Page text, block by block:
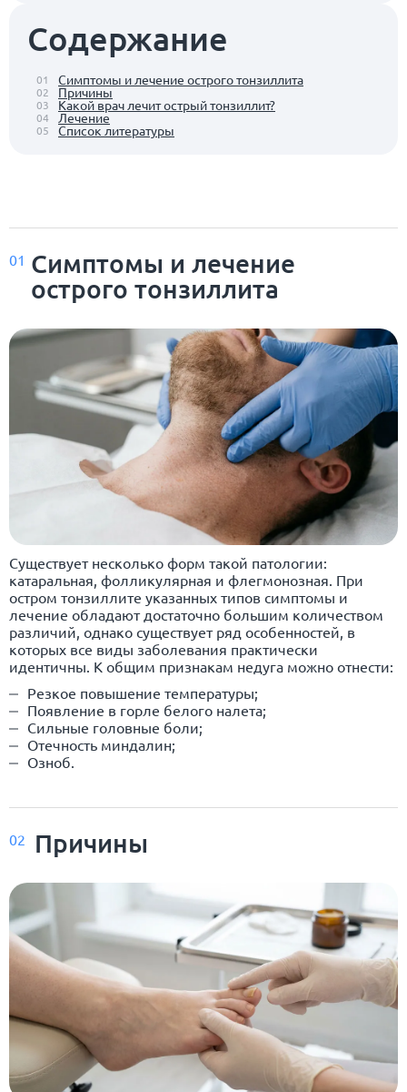
Содержание
01 Симптомы и лечение острого тонзиллита
02 Причины
03 Какой врач лечит острый тонзиллит?
04 Лечение
05 Список литературы
01 Симптомы и лечение
острого тонзиллита
Существует несколько форм такой патологии:
катаральная, фолликулярная и флегмонозная. При
остром тонзиллите указанных типов симптомы и
лечение обладают достаточно большим количеством
различий, однако существует ряд особенностей, в
которых все виды заболевания практически
идентичны. К общим признакам недуга можно отнести:
Резкое повышение температуры;
Появление в горле белого налета;
Сильные головные боли;
Отечность миндалин;
Озноб.
02 Причины